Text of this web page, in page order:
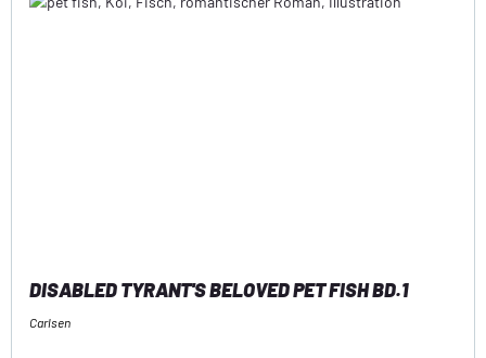
DISABLED TYRANT'S BELOVED PET FISH BD.1
Carlsen